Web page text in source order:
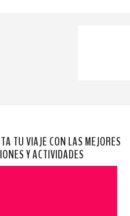
TU VIAJE CON LAS MEJORES
Y ACTIVIDADES